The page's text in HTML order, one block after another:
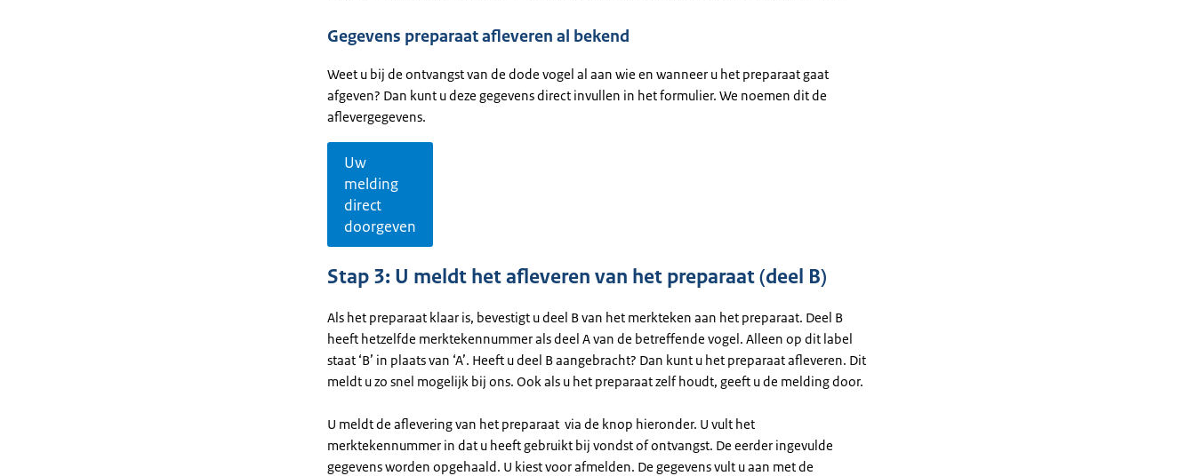
Gegevens preparaat afleveren al bekend
Weet u bij de ontvangst van de dode vogel al aan wie en wanneer u het preparaat gaat
afgeven? Dan kunt u deze gegevens direct invullen in het formulier. We noemen dit de
aflevergegevens.
Uw
melding
direct
doorgeven
Stap 3: U meldt het afleveren van het preparaat (deel B)
Als het preparaat klaar is, bevestigt u deel B van het merkteken aan het preparaat. Deel B
heeft hetzelfde merktekennummer als deel A van de betreffende vogel. Alleen op dit label
staat ‘B’ in plaats van ‘A’. Heeft u deel B aangebracht? Dan kunt u het preparaat afleveren. Dit
meldt u zo snel mogelijk bij ons. Ook als u het preparaat zelf houdt, geeft u de melding door.
U meldt de aflevering van het preparaat via de knop hieronder. U vult het
merktekennummer in dat u heeft gebruikt bij vondst of ontvangst. De eerder ingevulde
gegevens worden opgehaald. U kiest voor afmelden. De gegevens vult u aan met de